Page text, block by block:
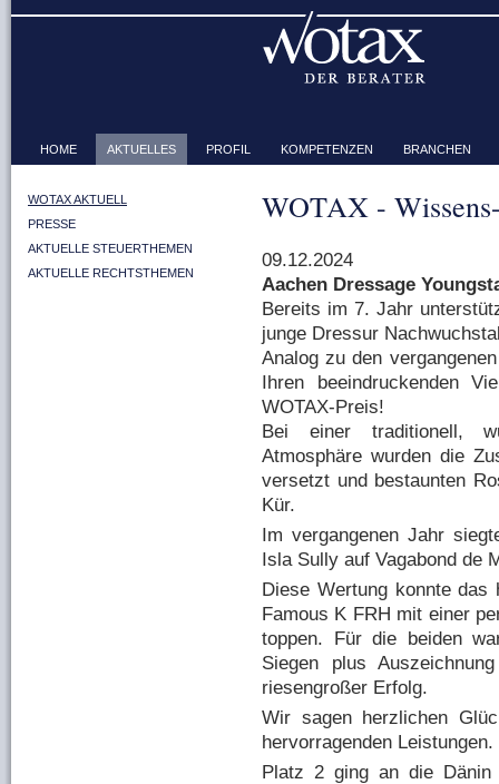
HOME AKTUELLES PROFIL KOMPETENZEN BRANCHEN
WOTAX AKTUELL
PRESSE
AKTUELLE STEUERTHEMEN
AKTUELLE RECHTSTHEMEN
WOTAX -
09.12.2024
Aachen Dressage
Bereits im 7. Jahr
junge Dressur
Analog zu den
Ihren beeindruckenden
WOTAX-Preis!
Bei einer traditionell,
Atmosphäre wurden die
versetzt und bestaunten
Kür.
Im vergangenen Jahr
Isla Sully auf Vagabond de
Diese Wertung konnte das
Famous K FRH mit einer
toppen. Für die beiden
Siegen plus
riesengroßer Erfolg.
Wir sagen herzlichen
hervorragenden Leistungen.
Platz 2 ging an die